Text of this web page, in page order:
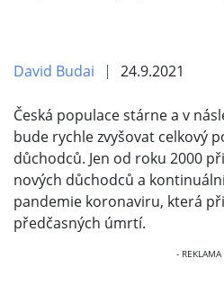
David Budai 24.9.2021
Česká populace stárne a v
bude rychle zvyšovat celkový
důchodců. Jen od roku 2000
nových důchodců a
pandemie koronaviru, která
předčasných úmrtí.